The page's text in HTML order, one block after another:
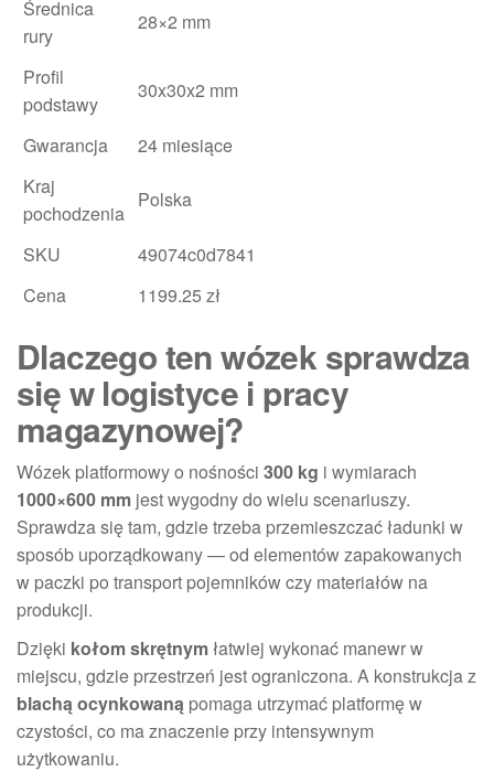
Średnica
rury
28×2 mm
Profil
podstawy
30x30x2 mm
Gwarancja
24 miesiące
Kraj
pochodzenia
Polska
SKU
49074c0d7841
Cena
1199.25 zł
Dlaczego ten wózek sprawdza
się w logistyce i pracy
magazynowej?
Wózek platformowy o nośności 300 kg i wymiarach
1000×600 mm jest wygodny do wielu scenariuszy.
Sprawdza się tam, gdzie trzeba przemieszczać ładunki w
sposób uporządkowany — od elementów zapakowanych
w paczki po transport pojemników czy materiałów na
produkcji.
Dzięki kołom skrętnymłatwiej wykonać manewr w
miejscu, gdzie przestrzeń jest ograniczona. A konstrukcja z
blachą ocynkowaną pomaga utrzymać platformę w
czystości, co ma znaczenie przy intensywnym
użytkowaniu.